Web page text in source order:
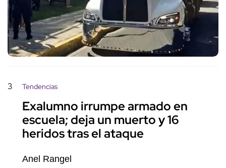
3 Tendencias
Exalumno irrumpe armado en
escuela; deja un muerto y 16
heridos tras el ataque
Anel Rangel